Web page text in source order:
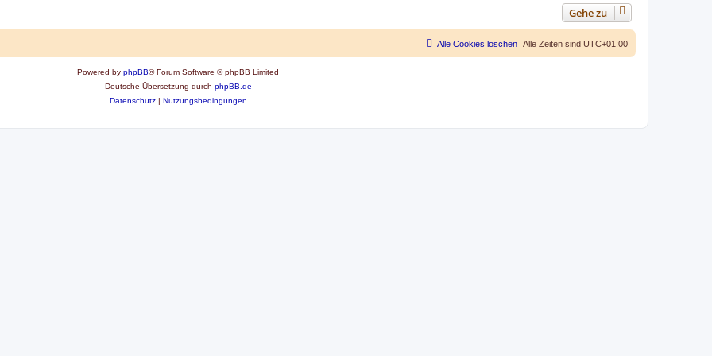
Gehe zu
Alle Zeiten sind UTC+01:00
Alle Cookies löschen
Powered by phpBB® Forum Software © phpBB Limited
Deutsche Übersetzung durch phpBB.de
Datenschutz| Nutzungsbedingungen